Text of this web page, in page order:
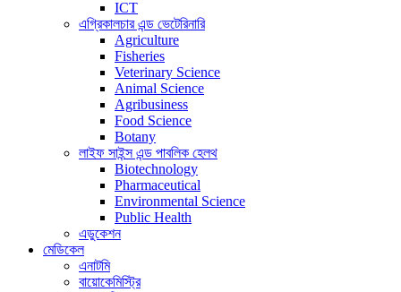
ICT
এগ্রিকালচার এন্ড ভেটেরিনারি
Agriculture
Fisheries
Veterinary Science
Animal Science
Agribusiness
Food Science
Botany
লাইফ সাইন্স এন্ড পাবলিক হেলথ
Biotechnology
Pharmaceutical
Environmental Science
Public Health
এডুকেশন
মেডিকেল
এনাটমি
বায়োকেমিস্ট্রি